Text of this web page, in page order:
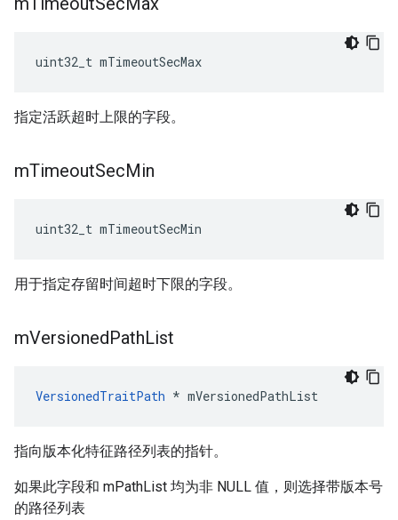
uint32_t mTimeoutSecMax
指定活跃超时上限的字段。
mTimeoutSecMin
uint32_t mTimeoutSecMin
用于指定存留时间超时下限的字段。
mVersionedPathList
VersionedTraitPath * mVersionedPathList
指向版本化特征路径列表的指针。
如果此字段和 mPathList 均为非 NULL 值，则选择带版本号
的路径列表